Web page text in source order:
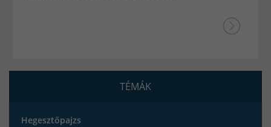
TÉMÁK
Hegesztőpajzs